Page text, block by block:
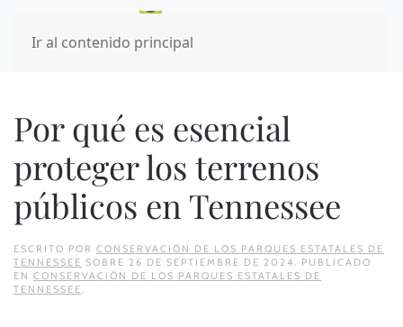
Ir al contenido principal
Por qué es esencial
proteger los terrenos
públicos en Tennessee
ESCRITO POR CONSERVACIÓN DE LOS PARQUES ESTATALES DE
TENNESSEE SOBRE 26 DE SEPTIEMBRE DE 2024. PUBLICADO
EN CONSERVACIÓN DE LOS PARQUES ESTATALES DE
TENNESSEE.